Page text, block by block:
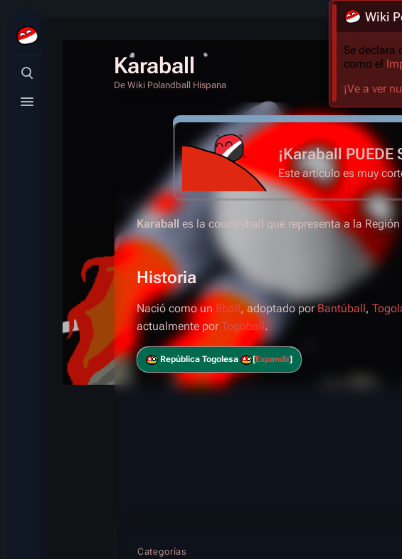
Búsqueda alternativa
Menú alternativo
Wiki
Se declara
como el
¡Ve a ver
Karaball
De Wiki Polandball Hispana
¡Karaball PUEDE
Este artículo es muy
Karaball es la countryball que representa a la
Historia
Nació como un 8ball, adoptado porBantúball,
actualmente porTogoball.
Expandir
República Togolesa
Categorías